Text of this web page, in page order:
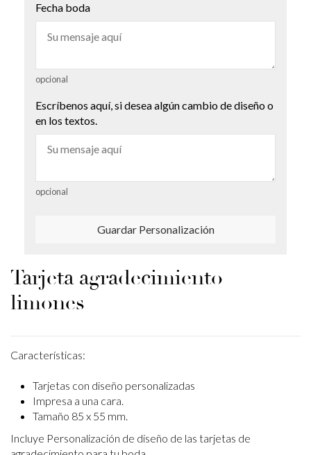
Fecha boda
opcional
Escríbenos aquí, si desea algún cambio de diseño o
en los textos.
opcional
Guardar Personalización
Tarjeta agradecimiento
limones
Características:
Tarjetas con diseño personalizadas
Impresa a una cara.
Tamaño 85 x 55 mm.
Incluye Personalización de diseño de las tarjetas de